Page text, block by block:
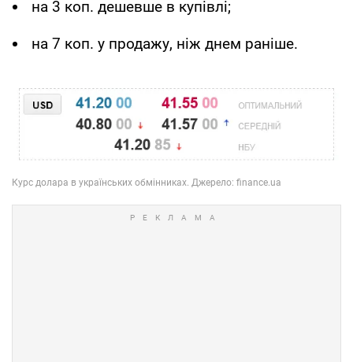
на 3 коп. дешевше в купівлі;
на 7 коп. у продажу, ніж днем раніше.